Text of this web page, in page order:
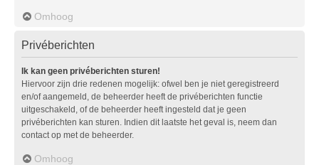
Omhoog
Privéberichten
Ik kan geen privéberichten sturen!
Hiervoor zijn drie redenen mogelijk: ofwel ben je niet geregistreerd
en/of aangemeld, de beheerder heeft de privéberichten functie
uitgeschakeld, of de beheerder heeft ingesteld dat je geen
privéberichten kan sturen. Indien dit laatste het geval is, neem dan
contact op met de beheerder.
Omhoog